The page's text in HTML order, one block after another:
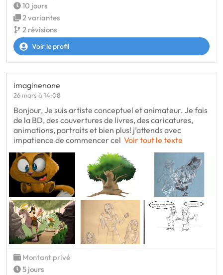
10 jours
2 variantes
2 révisions
Voir le profil
imaginenone
26 mars à 14:08
Bonjour, Je suis artiste conceptuel et animateur. Je fais
de la BD, des couvertures de livres, des caricatures,
animations, portraits et bien plus! j’attends avec
impatience de commencer cel Voir tout le texte
Montant privé
5 jours